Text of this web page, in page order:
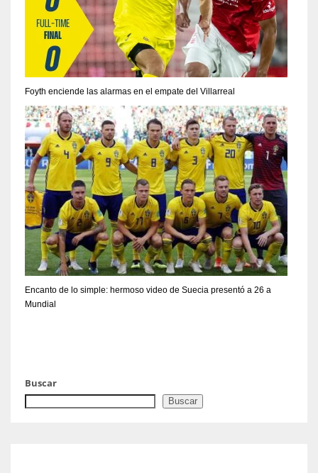
Foyth enciende las alarmas en el empate del Villarreal
Encanto de lo simple: hermoso video de Suecia presentó a 26 a
Mundial
Buscar
Buscar